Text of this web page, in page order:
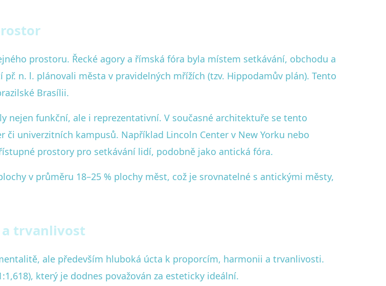
prostoru. Řecké agory a římská fóra byla místem setkávání, obchodu a
n. l. plánovali města v pravidelných mřížích (tzv. Hippodamův plán). Tento
Brasílii.
nejen funkční, ale i reprezentativní. V současné architektuře se tento
univerzitních kampusů. Například Lincoln Center v New Yorku nebo
prostory pro setkávání lidí, podobně jako antická fóra.
v průměru 18–25 % plochy měst, což je srovnatelné s antickými městy,
a trvanlivost
ale především hluboká úcta k proporcím, harmonii a trvanlivosti.
který je dodnes považován za esteticky ideální.